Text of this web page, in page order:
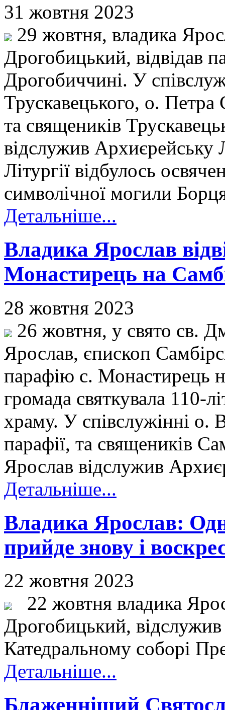
31 жовтня 2023
29 жовтня, владика
Дрогобицький, відвідав
Дрогобиччині. У
Трускавецького, о. Петра
та священиків
відслужив Архиєрейську
Літургії відбулось
символічної могили
Детальніше...
Владика Ярослав
Монастирець на
28 жовтня 2023
26 жовтня, у свято св.
Ярослав, єпископ
парафію с. Монастирець
громада святкувала 110-
храму. У співслужінні о.
парафії, та священиків
Ярослав відслужив
Детальніше...
Владика Ярослав:
прийде знову і
22 жовтня 2023
22 жовтня владика
Дрогобицький,
Катедральному соборі
Детальніше...
Блаженніший